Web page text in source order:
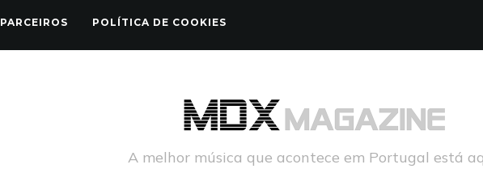
PARCEIROS POLÍTICA DE COOKIES
A melhor música que acontece em Portugal está